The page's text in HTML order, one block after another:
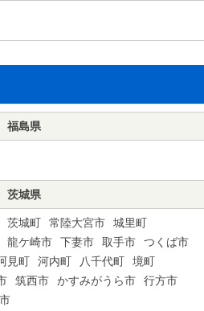
福島県
茨城県
茨城町 常陸大宮市
城里町
龍ケ崎市 下妻市 取手市
つくば市
見町 河内町 八千代町
境町
筑西市 かすみがうら市
行方市